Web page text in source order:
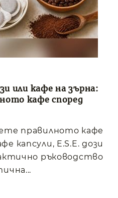
или кафе на зърна:
кафе според
правилното кафе
капсули, E.S.E. дози
ръководство